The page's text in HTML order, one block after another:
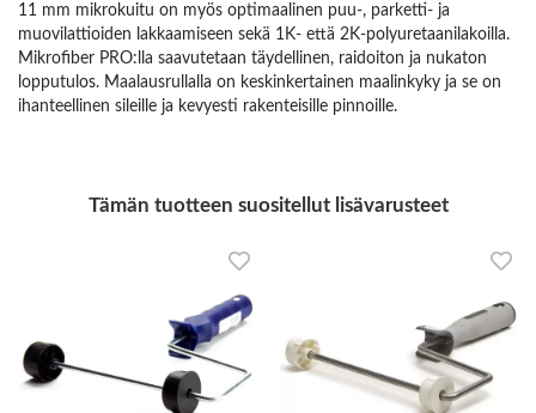
11 mm mikrokuitu on myös optimaalinen puu-, parketti- ja
muovilattioiden lakkaamiseen sekä 1K- että 2K-polyuretaanilakoilla.
Mikrofiber PRO:lla saavutetaan täydellinen, raidoiton ja nukaton
lopputulos. Maalausrullalla on keskinkertainen maalinkyky ja se on
ihanteellinen sileille ja kevyesti rakenteisille pinnoille.
Tämän tuotteen suositellut lisävarusteet